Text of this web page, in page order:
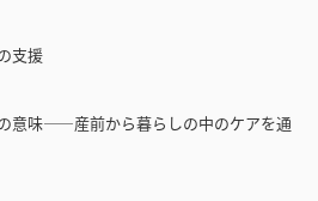
支援
意味――産前から暮らしの中のケアを通